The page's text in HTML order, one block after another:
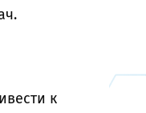
к